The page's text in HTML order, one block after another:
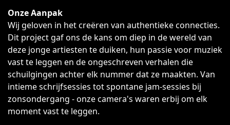
Onze Aanpak
Wij geloven in het creëren van authentieke connecties.
Dit project gaf ons de kans om diep in de wereld van
deze jonge artiesten te duiken, hun passie voor muziek
vast te leggen en de ongeschreven verhalen die
schuilgingen achter elk nummer dat ze maakten. Van
intieme schrijfsessies tot spontane jam-sessies bij
zonsondergang - onze camera's waren erbij om elk
moment vast te leggen.